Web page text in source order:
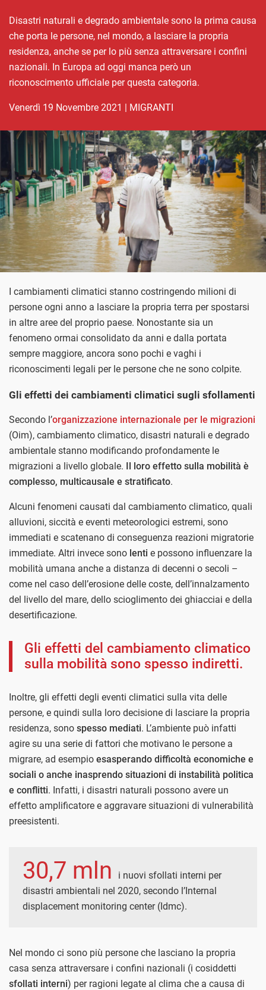
Disastri naturali e degrado ambientale sono la prima causa
che porta le persone, nel mondo, a lasciare la propria
residenza, anche se per lo più senza attraversare i confini
nazionali. In Europa ad oggi manca però un
riconoscimento ufficiale per questa categoria.
venerdì 19 Novembre 2021 | MIGRANTI
I cambiamenti climatici stanno costringendo milioni di
persone ogni anno a lasciare la propria terra per spostarsi
in altre aree del proprio paese. Nonostante sia un
fenomeno ormai consolidato da anni e dalla portata
sempre maggiore, ancora sono pochi e vaghi i
riconoscimenti legali per le persone che ne sono colpite.
Gli effetti dei cambiamenti climatici sugli sfollamenti
Secondo l’organizzazione internazionale per le migrazioni
(Oim), cambiamento climatico, disastri naturali e degrado
ambientale stanno modificando profondamente le
migrazioni a livello globale. Il loro effetto sulla mobilità è
complesso, multicausale e stratificato.
Alcuni fenomeni causati dal cambiamento climatico, quali
alluvioni, siccità e eventi meteorologici estremi, sono
immediati e scatenano di conseguenza reazioni migratorie
immediate. Altri invece sono lenti e possono influenzare la
mobilità umana anche a distanza di decenni o secoli –
come nel caso dell’erosione delle coste, dell’innalzamento
del livello del mare, dello scioglimento dei ghiacciai e della
desertificazione.
Gli effetti del cambiamento climatico
sulla mobilità sono spesso indiretti.
Inoltre, gli effetti degli eventi climatici sulla vita delle
persone, e quindi sulla loro decisione di lasciare la propria
residenza, sono spesso mediati. L’ambiente può infatti
agire su una serie di fattori che motivano le persone a
migrare, ad esempio esasperando difficoltà economiche e
sociali o anche inasprendo situazioni di instabilità politica
e conflitti. Infatti, i disastri naturali possono avere un
effetto amplificatore e aggravare situazioni di vulnerabilità
preesistenti.
30,7 mln
i nuovi sfollati interni per
disastri ambientali nel 2020, secondo l’Internal
displacement monitoring center (Idmc).
Nel mondo ci sono più persone che lasciano la propria
casa senza attraversare i confini nazionali (i cosiddetti
sfollati interni) per ragioni legate al clima che a causa di